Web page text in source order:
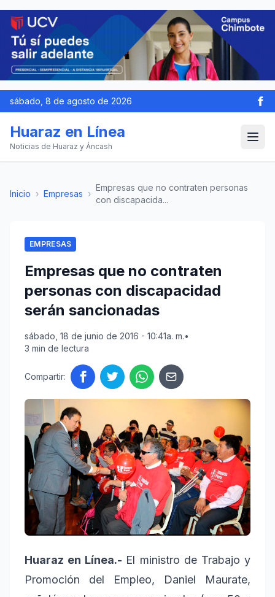
sábado, 8 de agosto de 2026
Huaraz en Línea
Noticias de Huaraz y Áncash
Inicio › Empresas ›
Empresas que no contraten personas
con discapacida...
EMPRESAS
Empresas que no contraten
personas con discapacidad
serán sancionadas
sábado, 18 de junio de 2016 - 10:41a. m.•
3 min de lectura
Compartir:
Huaraz en Línea.- El ministro de Trabajo y
Promoción del Empleo, Daniel Maurate,